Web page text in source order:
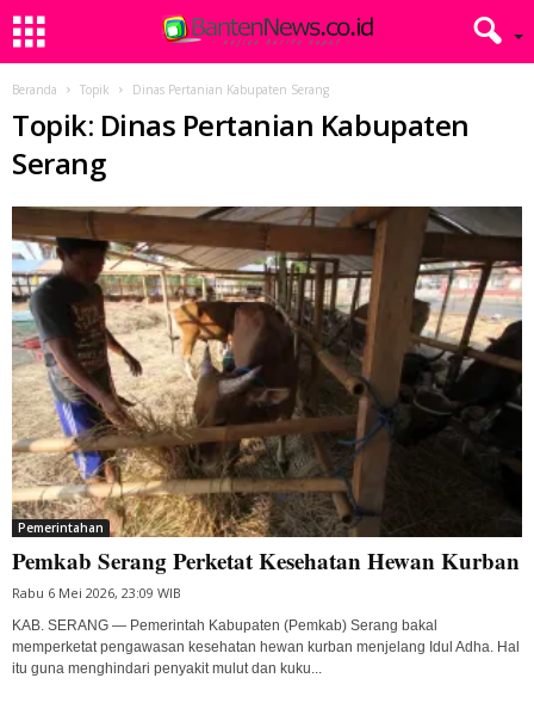
Beranda Topik Dinas Pertanian Kabupaten Serang
Topik: Dinas Pertanian Kabupaten
Serang
Pemerintahan
Pemkab Serang Perketat Kesehatan Hewan Kurban
Rabu 6 Mei 2026, 23:09 WIB
KAB. SERANG — Pemerintah Kabupaten (Pemkab) Serang bakal
memperketat pengawasan kesehatan hewan kurban menjelang Idul Adha. Hal
itu guna menghindari penyakit mulut dan kuku...